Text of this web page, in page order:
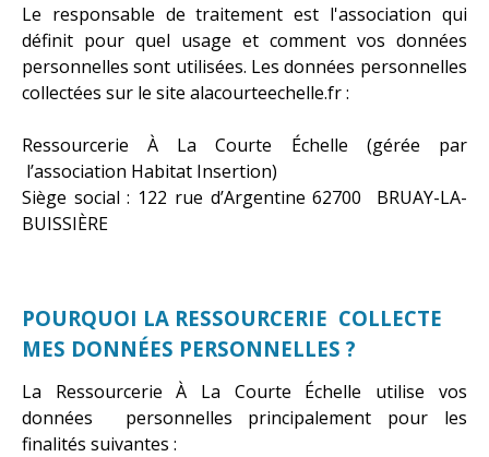
Le responsable de traitement est l'association qui
définit pour quel usage et comment vos données
personnelles sont utilisées. Les données personnelles
collectées sur le site alacourteechelle.fr :
Ressourcerie À La Courte Échelle (gérée par
l’association Habitat Insertion)
Siège social : 122 rue d’Argentine 62700 BRUAY-LA-
BUISSIÈRE
POURQUOI LA RESSOURCERIE COLLECTE
MES DONNÉES PERSONNELLES ?
La Ressourcerie À La Courte Échelle utilise vos
données personnelles principalement pour les
finalités suivantes :